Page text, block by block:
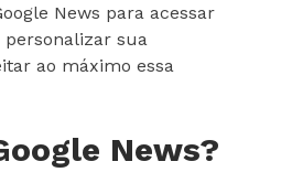
News para acessar
sua
ao máximo essa
News?